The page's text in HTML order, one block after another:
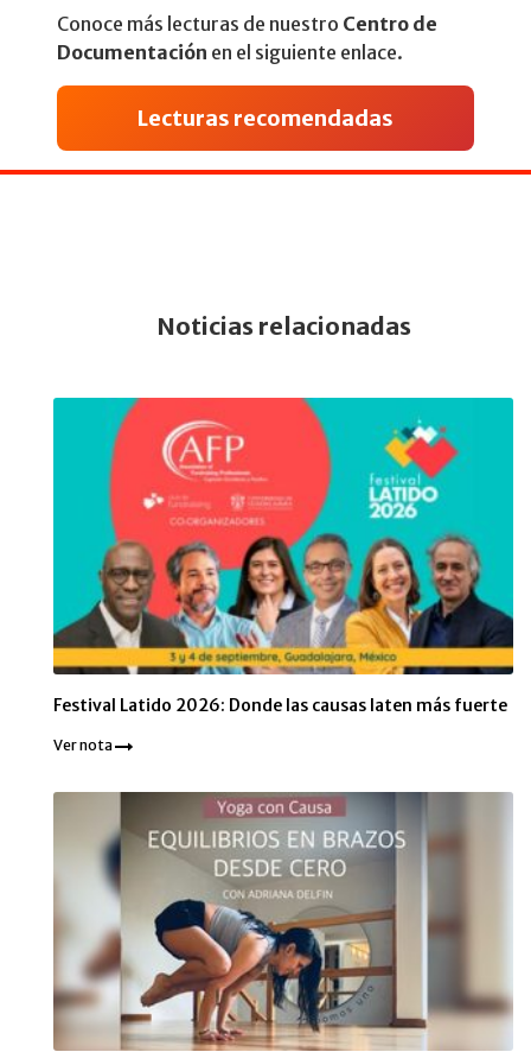
Conoce más lecturas de nuestro Centro de
Documentación en el siguiente enlace.
Lecturas recomendadas
Noticias relacionadas
Festival Latido 2026: Donde las causas laten más fuerte
Ver nota